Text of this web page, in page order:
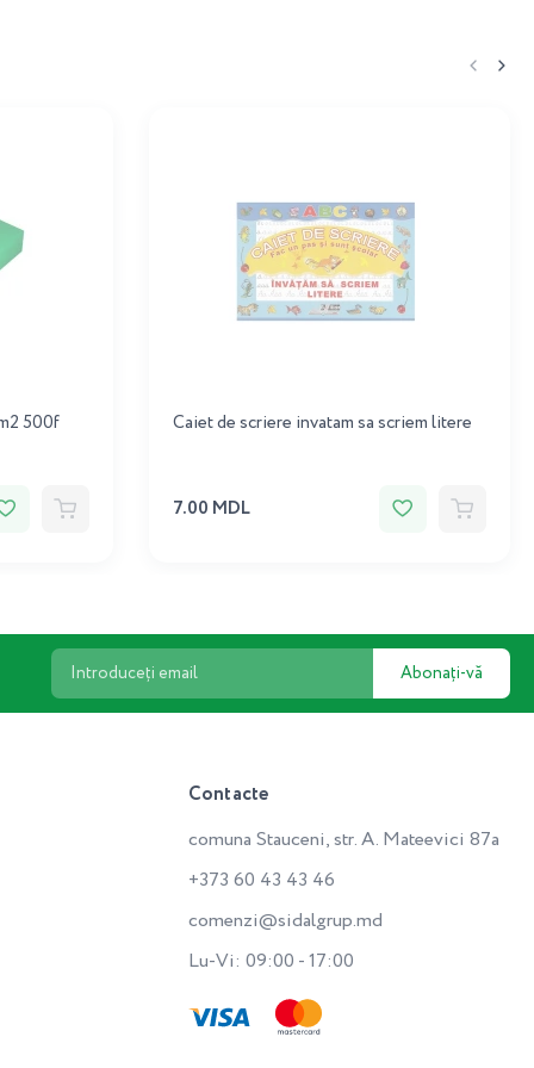
500f
Caiet de scriere invatam sa scriem litere
7.00 MDL
Abonați-vă
Contacte
comuna Stauceni, str. A. Mateevici 87a
+373 60 43 43 46
comenzi@sidalgrup.md
Lu-Vi: 09:00 - 17:00